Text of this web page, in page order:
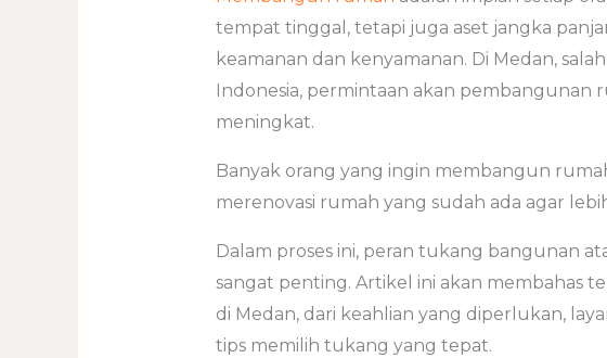
tempat tinggal, tetapi juga aset jangka
keamanan dan kenyamanan. Di Medan,
Indonesia, permintaan akan pembangunan
meningkat.
Banyak orang yang ingin membangun
merenovasi rumah yang sudah ada agar
Dalam proses ini, peran tukang bangunan
sangat penting. Artikel ini akan membahas
di Medan, dari keahlian yang diperlukan,
tips memilih tukang yang tepat.